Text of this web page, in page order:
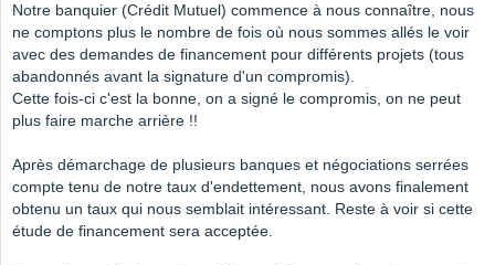
Notre banquier (Crédit Mutuel) commence à nous connaître, nous
ne comptons plus le nombre de fois où nous sommes allés le voir
avec des demandes de financement pour différents projets (tous
abandonnés avant la signature d'un compromis).
Cette fois-ci c'est la bonne, on a signé le compromis, on ne peut
plus faire marche arrière !!
Après démarchage de plusieurs banques et négociations serrées
compte tenu de notre taux d'endettement, nous avons finalement
obtenu un taux qui nous semblait intéressant. Reste à voir si cette
étude de financement sera acceptée.